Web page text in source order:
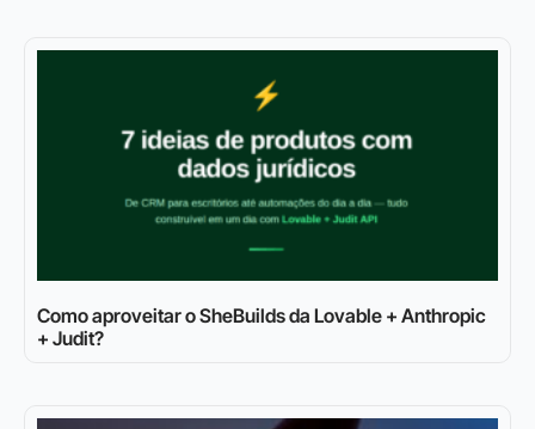
Como aproveitar o SheBuilds da Lovable + Anthropic
+ Judit?